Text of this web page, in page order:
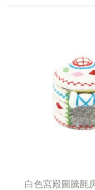
白色宮殿圖騰氈